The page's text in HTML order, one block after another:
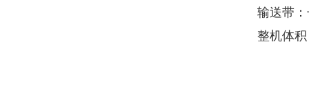
输送带
整机体